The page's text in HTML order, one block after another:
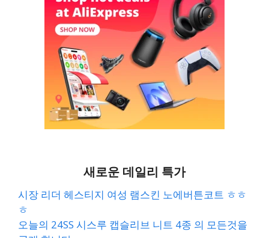
새로운 데일리 특가
시장 리더 헤스티지 여성 램스킨 노에버튼코트 ㅎㅎ
ㅎ
오늘의 24SS 시스루 캡슬리브 니트 4종 의 모든것을